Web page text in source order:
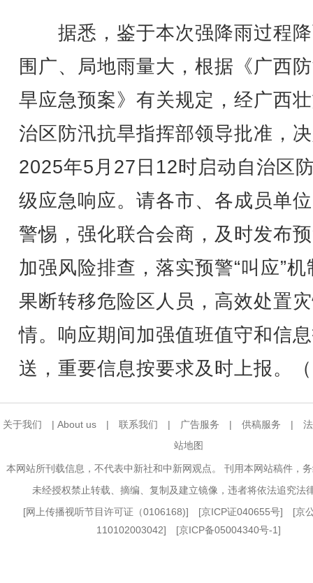
据悉，鉴于本次强降雨过程
围广、局地雨量大，根据《广西
旱应急预案》有关规定，经广西
治区防汛抗旱指挥部领导批准，
2025年5月27日12时启动自治区
级应急响应。请各市、各成员单
警惕，强化联合会商，及时发布
加强风险排查，落实预警“叫应”机
果断转移危险区人员，高效处置
情。响应期间加强值班值守和信
送，重要信息按要求及时上报。
关于我们 | About us | 联系我们 | 广告服务 | 供稿服务 |
站地图
本网站所刊载信息，不代表中新社和中新网观点。 刊用本网站稿件，
未经授权禁止转载、摘编、复制及建立镜像，违者将依法追究法
[网上传播视听节目许可证（0106168)] [京ICP证040655号] [京
110102003042] [京ICP备05004340号-1]